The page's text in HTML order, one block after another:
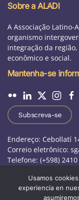
Sobre a ALADI
A Associação Latino-
organismo
integração da
econômico e social.
Mantenha-se
Subscreva-se
Endereço: Cebollatí
Correio eletrônico:
Telefone: (+598) 2410
Aviso jurídico|
Usamos
experiencia en